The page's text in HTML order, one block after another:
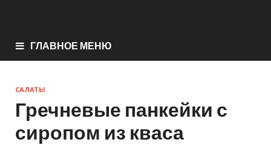
ГЛАВНОЕ МЕНЮ
САЛАТЫ
Гречневые панкейки с
сиропом из кваса